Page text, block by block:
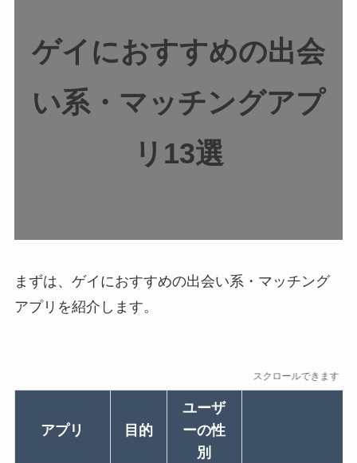
ゲイにおすすめの出会
い系・マッチングアプ
リ13選
まずは、ゲイにおすすめの出会い系・マッチング
アプリを紹介します。
スクロールできます
アプリ 目的
ユーザ
ーの性
別